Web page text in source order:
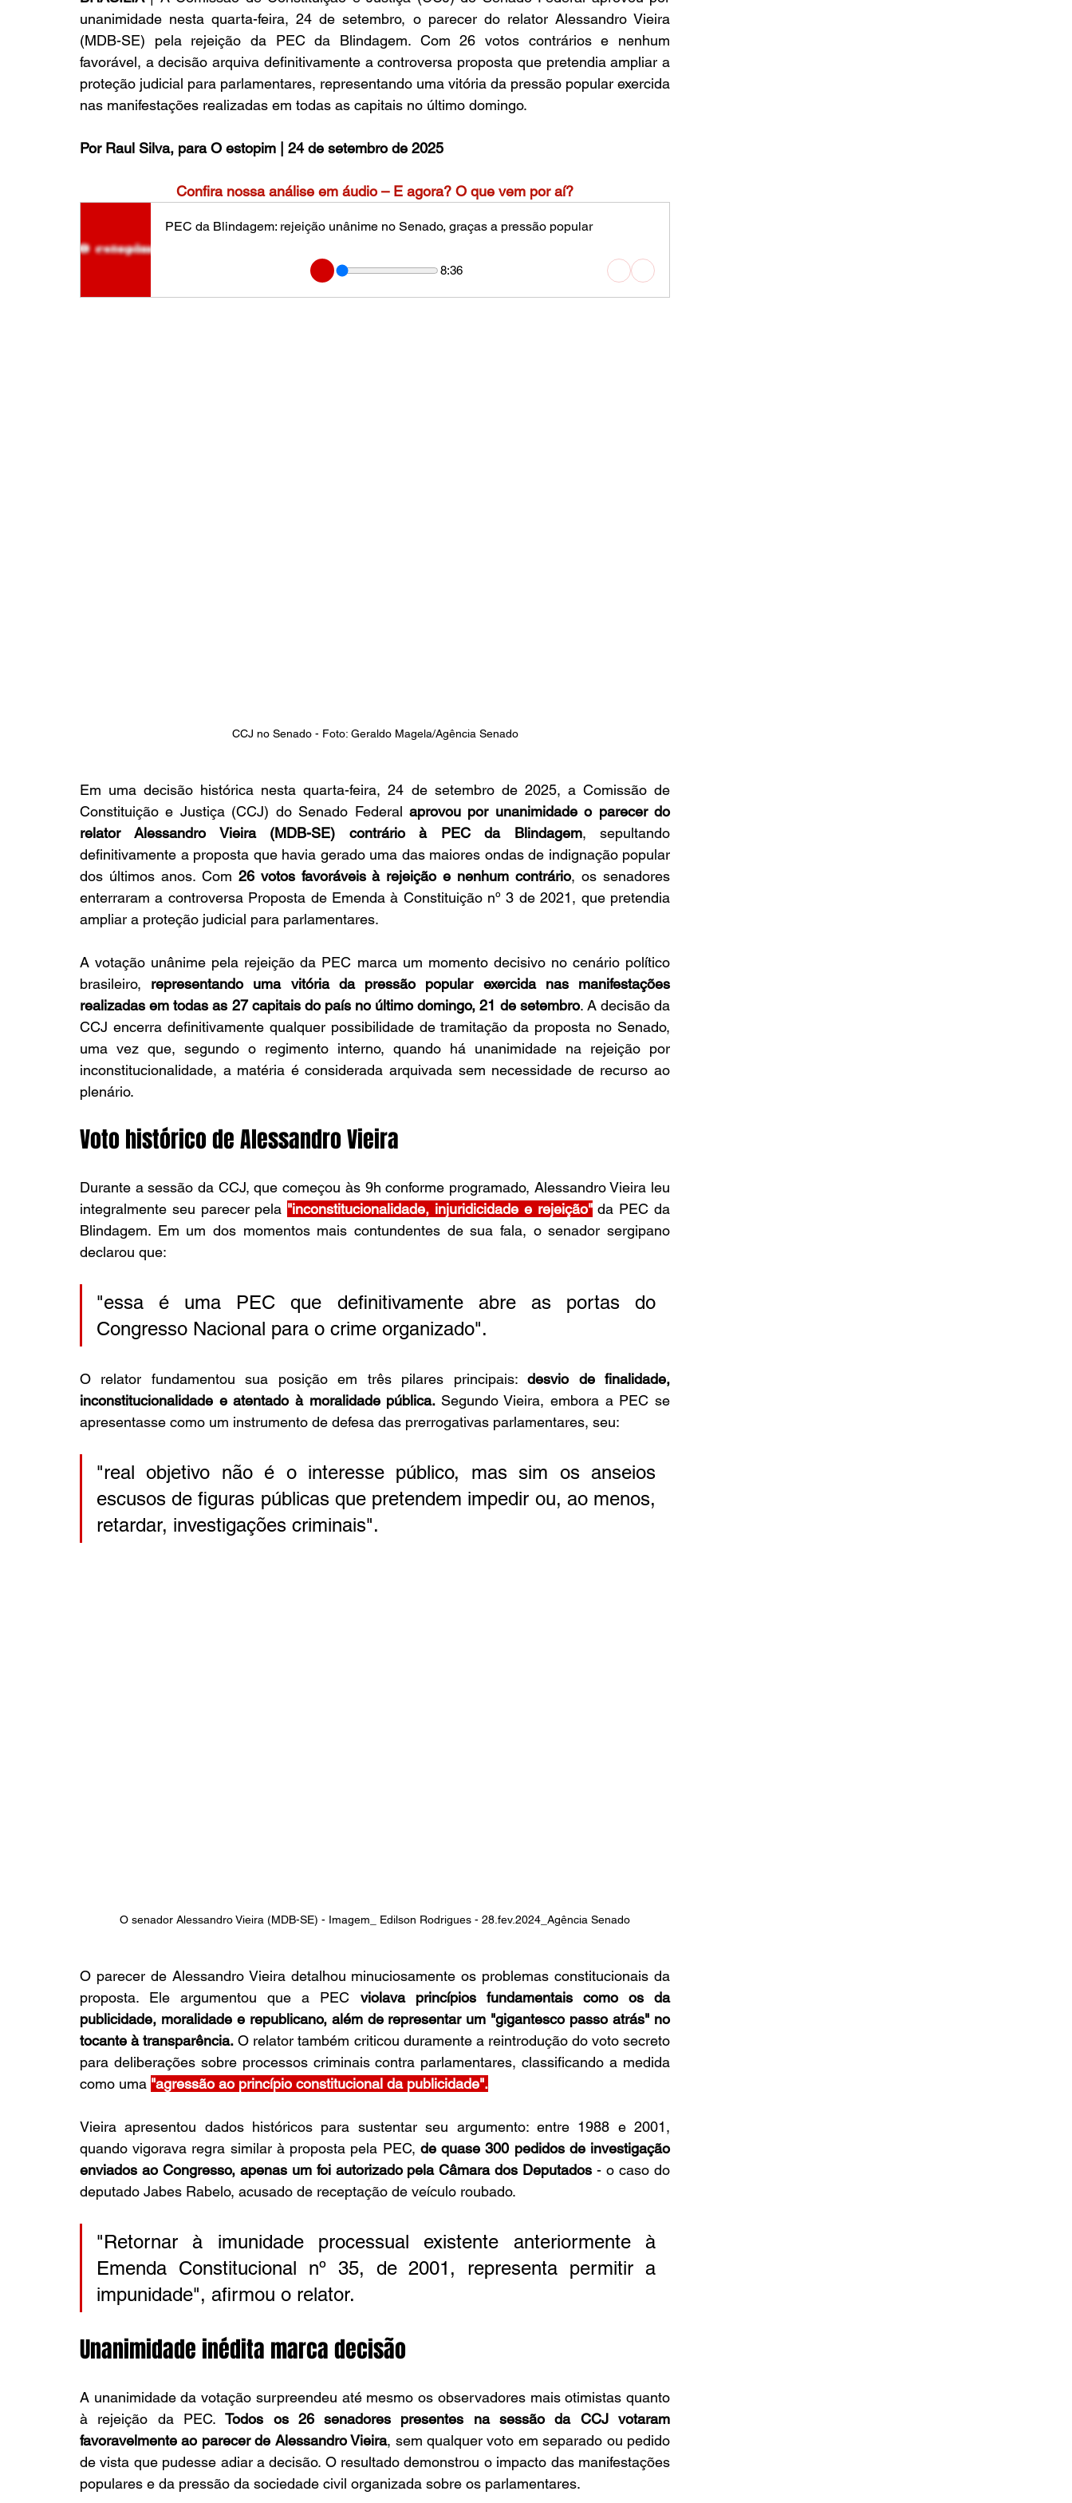
unanimidade nesta quarta-feira, 24 de setembro, o parecer do relator Alessandro Vieira
(MDB-SE) pela rejeição da PEC da Blindagem. Com 26 votos contrários e nenhum
favorável, a decisão arquiva definitivamente a controversa proposta que pretendia ampliar a
proteção judicial para parlamentares, representando uma vitória da pressão popular exercida
nas manifestações realizadas em todas as capitais no último domingo.
Por Raul Silva, para O estopim | 24 de setembro de 2025
Confira nossa análise em áudio – E agora? O que vem por aí?
PEC da Blindagem: rejeição unânime no Senado, graças a pressão popular
8:36
CCJ no Senado - Foto: Geraldo Magela/Agência Senado
Em uma decisão histórica nesta quarta-feira, 24 de setembro de 2025, a Comissão de
Constituição e Justiça (CCJ) do Senado Federal aprovou por unanimidade o parecer do
relator Alessandro Vieira (MDB-SE) contrário à PEC da Blindagem, sepultando
definitivamente a proposta que havia gerado uma das maiores ondas de indignação popular
dos últimos anos. Com 26 votos favoráveis à rejeição e nenhum contrário, os senadores
enterraram a controversa Proposta de Emenda à Constituição nº 3 de 2021, que pretendia
ampliar a proteção judicial para parlamentares.
A votação unânime pela rejeição da PEC marca um momento decisivo no cenário político
brasileiro, representando uma vitória da pressão popular exercida nas manifestações
realizadas em todas as 27 capitais do país no último domingo, 21 de setembro. A decisão da
CCJ encerra definitivamente qualquer possibilidade de tramitação da proposta no Senado,
uma vez que, segundo o regimento interno, quando há unanimidade na rejeição por
inconstitucionalidade, a matéria é considerada arquivada sem necessidade de recurso ao
plenário.
Voto histórico de Alessandro Vieira
Durante a sessão da CCJ, que começou às 9h conforme programado, Alessandro Vieira leu
integralmente seu parecer pela "inconstitucionalidade, injuridicidade e rejeição" da PEC da
Blindagem. Em um dos momentos mais contundentes de sua fala, o senador sergipano
declarou que:
"essa é uma PEC que definitivamente abre as portas do
Congresso Nacional para o crime organizado".
O relator fundamentou sua posição em três pilares principais: desvio de finalidade,
inconstitucionalidade e atentado à moralidade pública. Segundo Vieira, embora a PEC se
apresentasse como um instrumento de defesa das prerrogativas parlamentares, seu:
"real objetivo não é o interesse público, mas sim os anseios
escusos de figuras públicas que pretendem impedir ou, ao menos,
retardar, investigações criminais".
O senador Alessandro Vieira (MDB-SE) - Imagem_ Edilson Rodrigues - 28.fev.2024_Agência Senado
O parecer de Alessandro Vieira detalhou minuciosamente os problemas constitucionais da
proposta. Ele argumentou que a PEC violava princípios fundamentais como os da
publicidade, moralidade e republicano, além de representar um "gigantesco passo atrás" no
tocante à transparência. O relator também criticou duramente a reintrodução do voto secreto
para deliberações sobre processos criminais contra parlamentares, classificando a medida
como uma "agressão ao princípio constitucional da publicidade".
Vieira apresentou dados históricos para sustentar seu argumento: entre 1988 e 2001,
quando vigorava regra similar à proposta pela PEC, de quase 300 pedidos de investigação
enviados ao Congresso, apenas um foi autorizado pela Câmara dos Deputados - o caso do
deputado Jabes Rabelo, acusado de receptação de veículo roubado.
"Retornar à imunidade processual existente anteriormente à
Emenda Constitucional nº 35, de 2001, representa permitir a
impunidade", afirmou o relator.
Unanimidade inédita marca decisão
A unanimidade da votação surpreendeu até mesmo os observadores mais otimistas quanto
à rejeição da PEC. Todos os 26 senadores presentes na sessão da CCJ votaram
favoravelmente ao parecer de Alessandro Vieira, sem qualquer voto em separado ou pedido
de vista que pudesse adiar a decisão. O resultado demonstrou o impacto das manifestações
populares e da pressão da sociedade civil organizada sobre os parlamentares.